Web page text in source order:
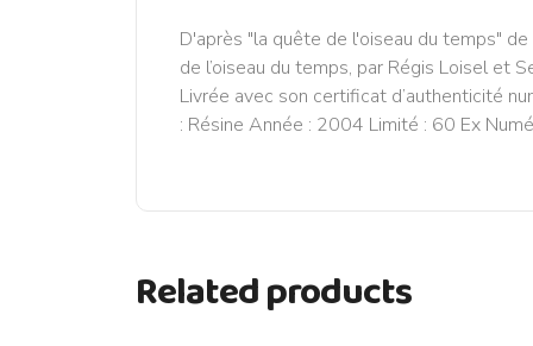
D'après "la quête de l'oiseau du temps"
de l’oiseau du temps, par Régis Loisel et
Livrée avec son certificat d’authenticité
: Résine Année : 2004 Limité : 60 Ex
Related products